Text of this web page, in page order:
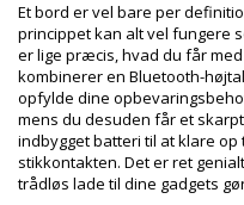
Et bord er vel bare per
princippet kan alt vel fungere
er lige præcis, hvad du får
kombinerer en Bluetooth-
opfylde dine
mens du desuden får et
indbygget batteri til at klare
stikkontakten. Det er ret
trådløs lade til dine gadgets